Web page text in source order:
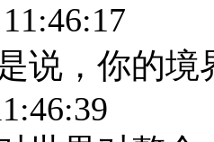
说，你的境